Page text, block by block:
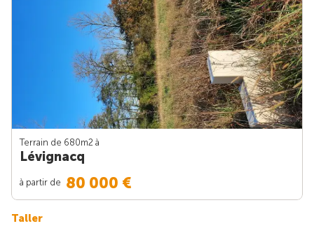
Terrain de 680m2 à
Lévignacq
à partir de 80 000 €
Taller